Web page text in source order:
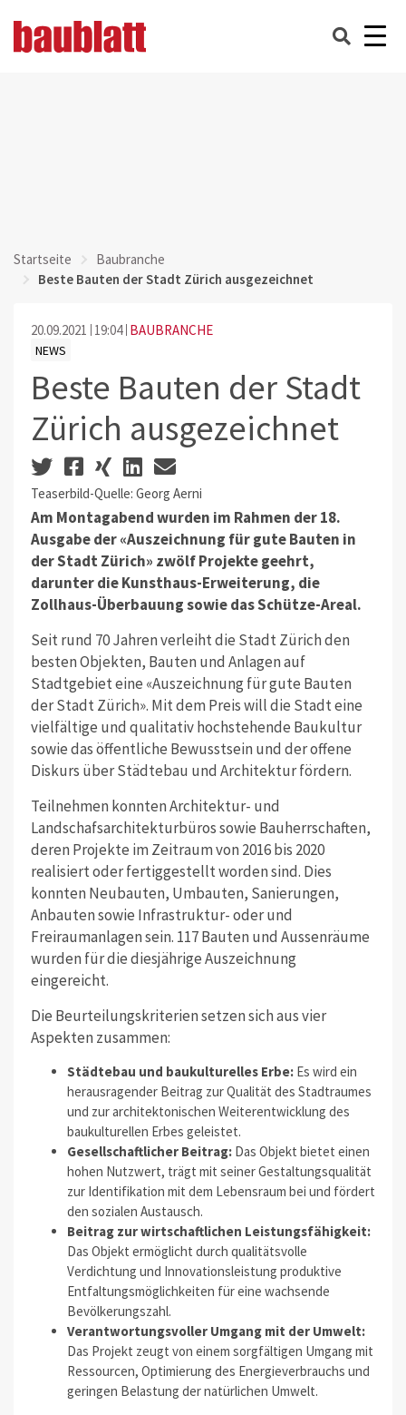
Startseite
Baubranche
Beste Bauten der Stadt Zürich ausgezeichnet
20.09.2021 19:04 BAUBRANCHE
NEWS
Beste Bauten der Stadt
Zürich ausgezeichnet
Teaserbild-Quelle: Georg Aerni
Am Montagabend wurden im Rahmen der 18.
Ausgabe der «Auszeichnung für gute Bauten in
der Stadt Zürich» zwölf Projekte geehrt,
darunter die Kunsthaus-Erweiterung, die
Zollhaus-Überbauung sowie das Schütze-Areal.
Seit rund 70 Jahren verleiht die Stadt Zürich den
besten Objekten, Bauten und Anlagen auf
Stadtgebiet eine «Auszeichnung für gute Bauten
der Stadt Zürich». Mit dem Preis will die Stadt eine
vielfältige und qualitativ hochstehende Baukultur
sowie das öffentliche Bewusstsein und der offene
Diskurs über Städtebau und Architektur fördern.
Teilnehmen konnten Architektur- und
Landschafsarchitekturbüros sowie Bauherrschaften,
deren Projekte im Zeitraum von 2016 bis 2020
realisiert oder fertiggestellt worden sind. Dies
konnten Neubauten, Umbauten, Sanierungen,
Anbauten sowie Infrastruktur- oder und
Freiraumanlagen sein. 117 Bauten und Aussenräume
wurden für die diesjährige Auszeichnung
eingereicht.
Die Beurteilungskriterien setzen sich aus vier
Aspekten zusammen:
Städtebau und baukulturelles Erbe:Es wird ein
herausragender Beitrag zur Qualität des Stadtraumes
und zur architektonischen Weiterentwicklung des
baukulturellen Erbes geleistet.
Gesellschaftlicher Beitrag:Das Objekt bietet einen
hohen Nutzwert, trägt mit seiner Gestaltungsqualität
zur Identifikation mit dem Lebensraum bei und fördert
den sozialen Austausch.
Beitrag zur wirtschaftlichen Leistungsfähigkeit:
Das Objekt ermöglicht durch qualitätsvolle
Verdichtung und Innovationsleistung produktive
Entfaltungsmöglichkeiten für eine wachsende
Bevölkerungszahl.
Verantwortungsvoller Umgang mit der Umwelt:
Das Projekt zeugt von einem sorgfältigen Umgang mit
Ressourcen, Optimierung des Energieverbrauchs und
geringen Belastung der natürlichen Umwelt.